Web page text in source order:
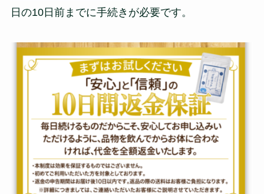
日の10日前までに手続きが必要です。